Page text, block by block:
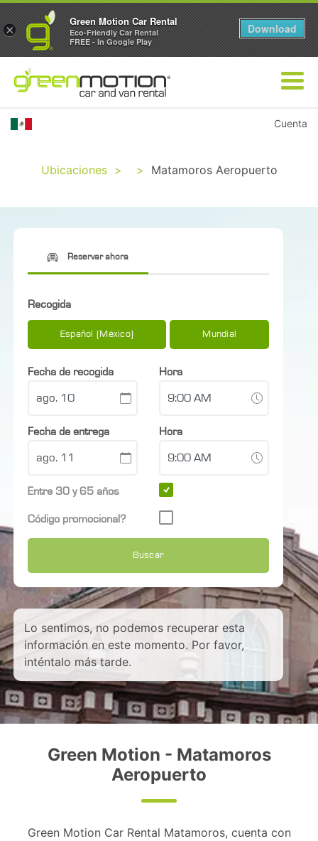
Cuenta
Ubicaciones > > Matamoros Aeropuerto
Reservar ahora
Recogida
Español (México) Mundial
Fecha de recogida Hora
Fecha de entrega Hora
Entre 30 y 65 años
Código promocional?
Buscar
Lo sentimos, no podemos recuperar esta
información en este momento. Por favor,
inténtalo más tarde.
Green Motion - Matamoros
Aeropuerto
Green Motion Car Rental Matamoros, cuenta con
×
Green Motion Car Rental
Eco-Friendly Car Rental
FREE - In Google Play
Download